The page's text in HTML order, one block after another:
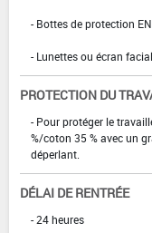
- Bottes de protection
- Lunettes ou écran
PROTECTION DU
- Pour protéger le
%/coton 35 % avec un
déperlant.
DÉLAI DE RENTRÉE
- 24 heures